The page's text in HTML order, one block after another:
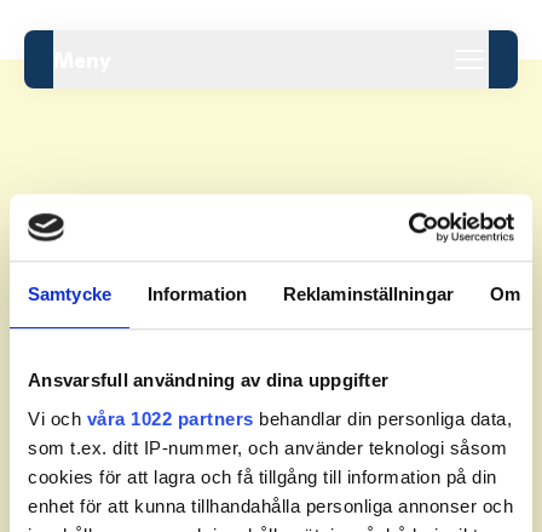
Samtycke Information Reklaminställningar Om
Ansvarsfull användning av dina uppgifter
Vi och våra 1022 partners behandlar din personliga data,
som t.ex. ditt IP-nummer, och använder teknologi såsom
cookies för att lagra och få tillgång till information på din
enhet för att kunna tillhandahålla personliga annonser och
Leaderboard.
Pos Namn
Inga resultat tillgängliga ännu.